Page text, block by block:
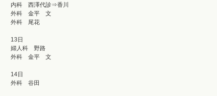
内科 西澤代診⇒香川
外科 金平 文
外科 尾花
13日
婦人科 野路
外科 金平 文
14日
外科 谷田